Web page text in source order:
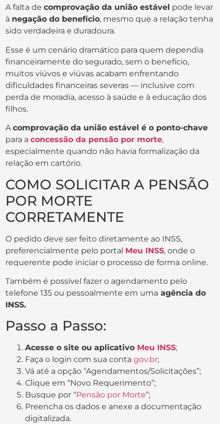
A falta decomprovação da união estável pode levar
à negação do benefício, mesmo que a relação tenha
sido verdadeira e duradoura.
Esse é um cenário dramático para quem dependia
financeiramente do segurado, sem o benefício,
muitos viúvos e viúvas acabam enfrentando
dificuldades financeiras severas — inclusive com
perda de moradia, acesso à saúde e à educação dos
filhos.
Acomprovação da união estável é o ponto-chave
para aconcessão da pensão por morte,
especialmente quando não havia formalização da
relação em cartório.
COMO SOLICITAR A PENSÃO
POR MORTE
CORRETAMENTE
O pedido deve ser feito diretamente ao INSS,
preferencialmente pelo portal Meu INSS, onde o
requerente pode iniciar o processo de forma online.
Também é possível fazer o agendamento pelo
telefone 135 ou pessoalmente em uma agência do
INSS.
Passo a Passo:
Acesse o site ou aplicativo Meu INSS;
Faça o login com sua contagov.br;
Vá até a opção “Agendamentos/Solicitações”;
Clique em “Novo Requerimento”;
Busque por “Pensão por Morte”;
Preencha os dados e anexe a documentação
digitalizada.